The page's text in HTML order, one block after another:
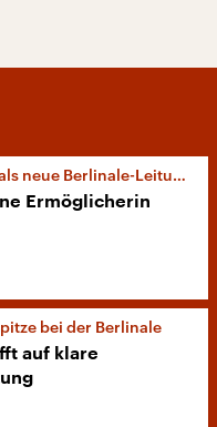
neue Berlinale-Leitung
Ermöglicherin
bei der Berlinale
auf klare